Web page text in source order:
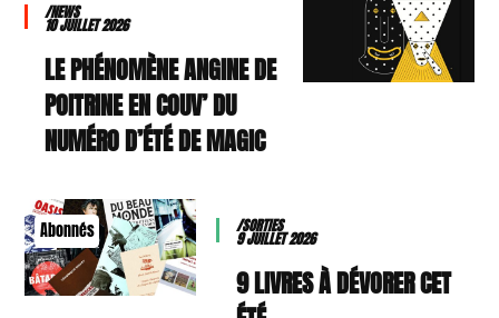
/NEWS
10 JUILLET 2026
LE PHÉNOMÈNE ANGINE DE
POITRINE EN COUV’ DU
NUMÉRO D’ÉTÉ DE MAGIC
Abonnés /SORTIES
9 JUILLET 2026
9 LIVRES À DÉVORER CET